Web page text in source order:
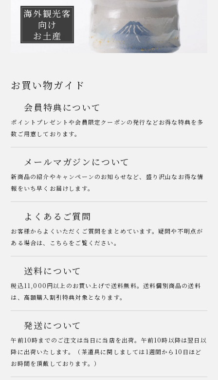
海外観光客
向け
お土産
お買い物ガイド
会員特典について
ポイントプレゼントや会員限定クーポンの発行などお得な特典を多
数ご用意しております。
メールマガジンについて
新商品の紹介やキャンペーンのお知らせなど、盛り沢山なお得な情
報をいち早くお届けします。
よくあるご質問
お客様からよくいただくご質問をまとめています。疑問や不明点が
ある場合は、こちらをご覧ください。
送料について
税込11,000円以上のお買い上げで送料無料。送料個別商品の送料
は、高額購入割引特典対象となります。
発送について
午前10時までのご注文は当日に当店を出荷。午前10時以降は翌日以
降に出荷いたします。（茶道具に関しましては1週間から10日ほど
お時間を頂戴しております。）